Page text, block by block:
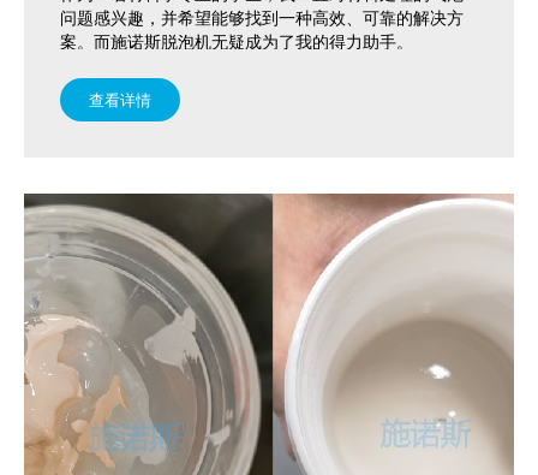
问题感兴趣，并希望能够找到一种高效、可靠的解决方
案。而施诺斯脱泡机无疑成为了我的得力助手。
查看详情